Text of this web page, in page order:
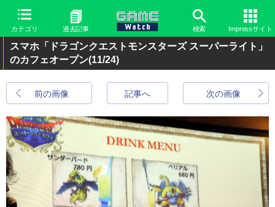
カテゴリ 過去記事 検索 Impressサイト
スマホ「ドラゴンクエストモンスターズ スーパーライト」
のカフェオープン(11/24)
前の画像 次の画像
記事へ